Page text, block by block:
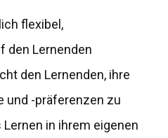
flexibel,
den Lernenden
den Lernenden, ihre
und -präferenzen zu
in ihrem eigenen